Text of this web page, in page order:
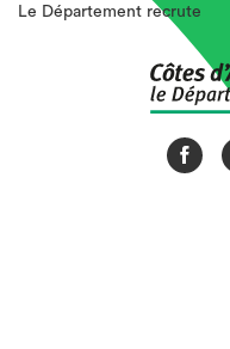
Le Département recrute